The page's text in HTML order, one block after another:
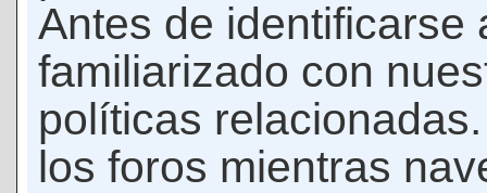
Antes de identificarse
familiarizado con
políticas
los foros mientras